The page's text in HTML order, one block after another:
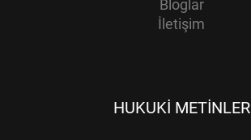
Bloglar
İletişim
HUKUKI METINLER